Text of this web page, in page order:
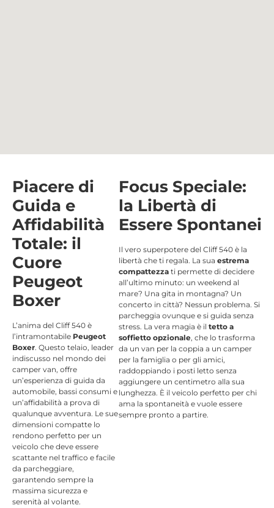
Piacere di
Guida e
Affidabilità
Totale: il
Cuore
Peugeot
Boxer
L’anima del Cliff 540 è
l’intramontabile Peugeot
Boxer. Questo telaio, leader
indiscusso nel mondo dei
camper van, offre
un’esperienza di guida da
automobile, bassi consumi e
un’affidabilità a prova di
qualunque avventura. Le sue
dimensioni compatte lo
rendono perfetto per un
veicolo che deve essere
scattante nel traffico e facile
da parcheggiare,
garantendo sempre la
massima sicurezza e
serenità al volante.
Focus Speciale:
la Libertà di
Essere Spontanei
Il vero superpotere del Cliff 540 è la
libertà che ti regala. La sua estrema
compattezzati permette di decidere
all’ultimo minuto: un weekend al
mare? Una gita in montagna? Un
concerto in città? Nessun problema. Si
parcheggia ovunque e si guida senza
stress. La vera magia è il tetto a
soffietto opzionale, che lo trasforma
da un van per la coppia a un camper
per la famiglia o per gli amici,
raddoppiando i posti letto senza
aggiungere un centimetro alla sua
lunghezza. È il veicolo perfetto per chi
ama la spontaneità e vuole essere
sempre pronto a partire.